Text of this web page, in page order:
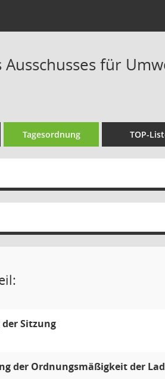
für
Tagesordnung TOP-
Sitzung
der Ordnungsmäßigkeit der